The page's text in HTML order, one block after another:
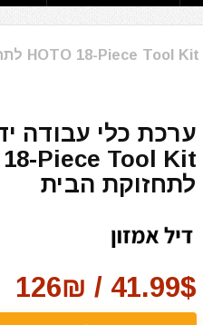
ערכת כלי עבודה
18-Piece Tool Kit
לתחזוקת הבית
41.99$ / 126₪